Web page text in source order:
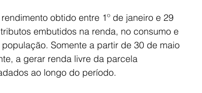
obtido entre 1º de janeiro e 29
embutidos na renda, no consumo e
Somente a partir de 30 de maio
a gerar renda livre da parcela
ao longo do período.